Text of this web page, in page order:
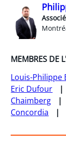
Associé
MEMBRES DE
Louis-Philippe
Eric Dufour
Chaimberg
Concordia